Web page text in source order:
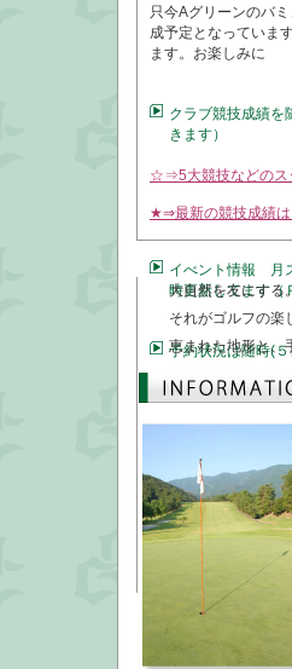
只今Aグリーンのバ
成予定となっていま
ます。お楽しみに
クラブ競技成績を
きます）
☆⇒5大競技などのス
★⇒最新の競技成績は
イべント情報 月
時更新してます（
予約状況は随時(
大自然を友にする
それがゴルフの楽
恵まれた地形と、